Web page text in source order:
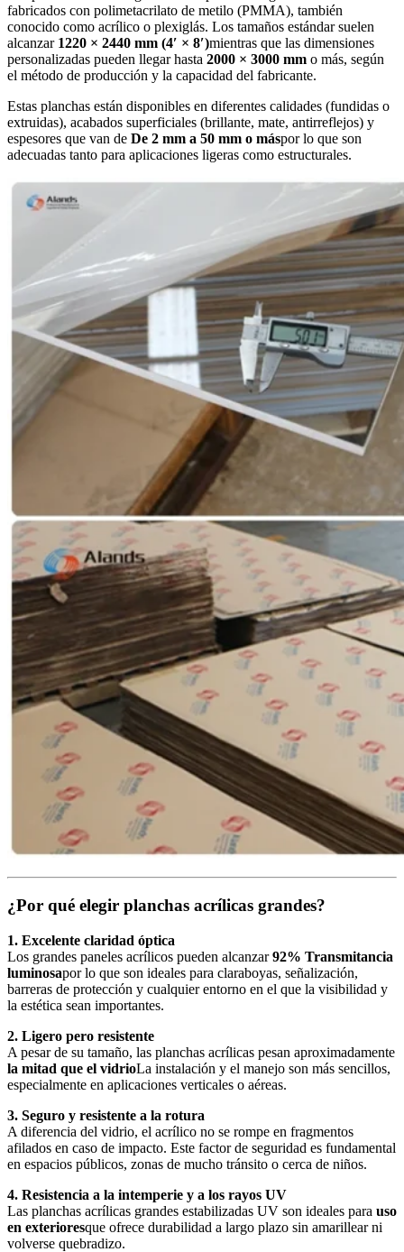
fabricados con polimetacrilato de metilo (PMMA), también
conocido como acrílico o plexiglás. Los tamaños estándar suelen
alcanzar 1220 × 2440 mm (4′ × 8′)mientras que las dimensiones
personalizadas pueden llegar hasta 2000 × 3000 mm o más, según
el método de producción y la capacidad del fabricante.
Estas planchas están disponibles en diferentes calidades (fundidas o
extruidas), acabados superficiales (brillante, mate, antirreflejos) y
espesores que van de De 2 mm a 50 mm o máspor lo que son
adecuadas tanto para aplicaciones ligeras como estructurales.
¿Por qué elegir planchas acrílicas grandes?
1. Excelente claridad óptica
Los grandes paneles acrílicos pueden alcanzar92% Transmitancia
luminosapor lo que son ideales para claraboyas, señalización,
barreras de protección y cualquier entorno en el que la visibilidad y
la estética sean importantes.
2. Ligero pero resistente
A pesar de su tamaño, las planchas acrílicas pesan aproximadamente
la mitad que el vidrioLa instalación y el manejo son más sencillos,
especialmente en aplicaciones verticales o aéreas.
3. Seguro y resistente a la rotura
A diferencia del vidrio, el acrílico no se rompe en fragmentos
afilados en caso de impacto. Este factor de seguridad es fundamental
en espacios públicos, zonas de mucho tránsito o cerca de niños.
4. Resistencia a la intemperie y a los rayos UV
Las planchas acrílicas grandes estabilizadas UV son ideales para uso
en exterioresque ofrece durabilidad a largo plazo sin amarillear ni
volverse quebradizo.